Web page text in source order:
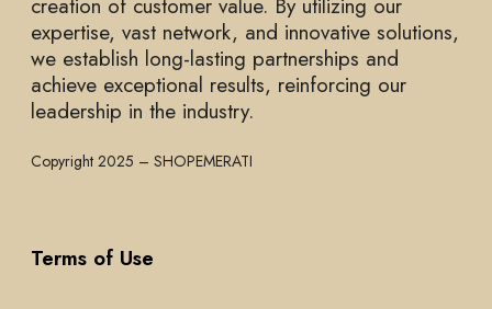
expertise, vast network, and innovative solutions,
we establish long-lasting partnerships and
achieve exceptional results, reinforcing our
leadership in the industry.
Copyright 2025 – SHOPEMERATI
Terms of Use